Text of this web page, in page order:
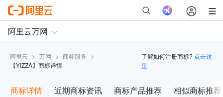
阿里云 > 万网 > 商标服务 >
【YIZZA】商标详情
了解如何注册商标? 点击这
里
商标详情 近期商标资讯 商标产品推荐 相似商标推荐